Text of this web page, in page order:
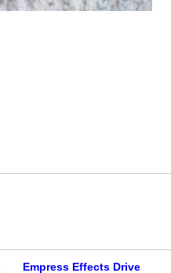
Empress Effects Drive